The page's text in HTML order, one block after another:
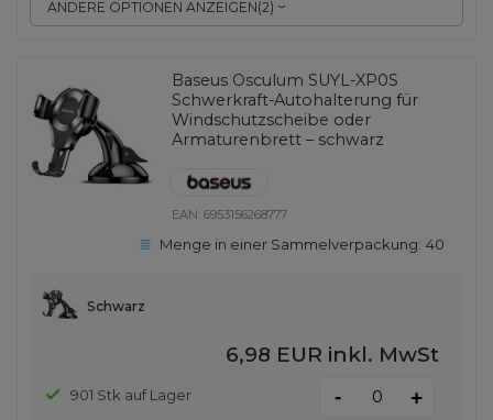
ANDERE OPTIONEN ANZEIGEN(2)
Baseus Osculum SUYL-XP0S
Schwerkraft-Autohalterung für
Windschutzscheibe oder
Armaturenbrett – schwarz
EAN:6953156268777
Menge in einer Sammelverpackung: 40
Schwarz
6,98 EUR inkl. MwSt
901 Stk auf Lager - +